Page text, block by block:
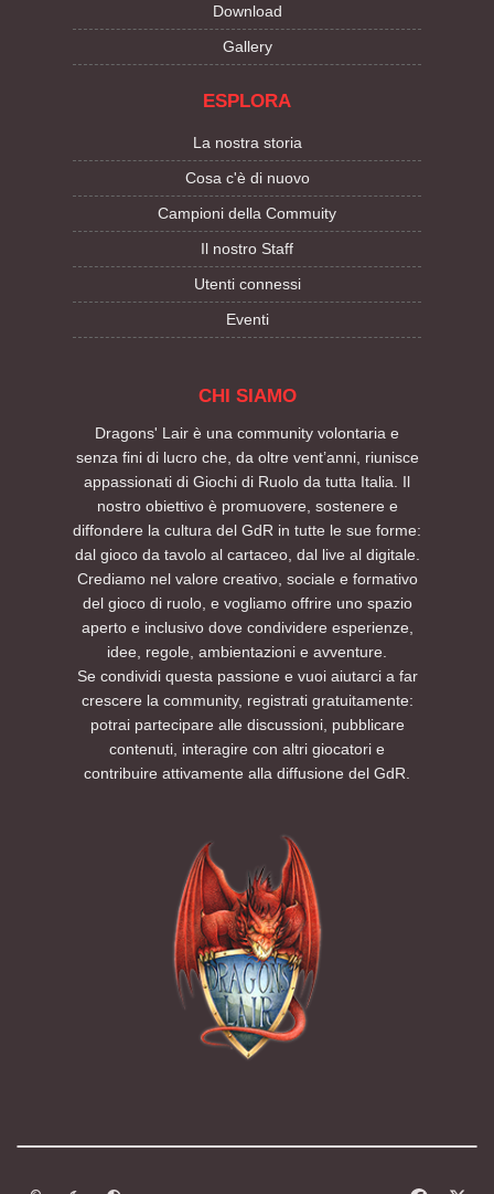
Download
Gallery
ESPLORA
La nostra storia
Cosa c'è di nuovo
Campioni della Commuity
Il nostro Staff
Utenti connessi
Eventi
CHI SIAMO
Dragons' Lair è una community volontaria e
senza fini di lucro che, da oltre vent’anni, riunisce
appassionati di Giochi di Ruolo da tutta Italia. Il
nostro obiettivo è promuovere, sostenere e
diffondere la cultura del GdR in tutte le sue forme:
dal gioco da tavolo al cartaceo, dal live al digitale.
Crediamo nel valore creativo, sociale e formativo
del gioco di ruolo, e vogliamo offrire uno spazio
aperto e inclusivo dove condividere esperienze,
idee, regole, ambientazioni e avventure.
Se condividi questa passione e vuoi aiutarci a far
crescere la community, registrati gratuitamente:
potrai partecipare alle discussioni, pubblicare
contenuti, interagire con altri giocatori e
contribuire attivamente alla diffusione del GdR.
Modalità chiara
Modalità scuraSegui la preferenza del sistema